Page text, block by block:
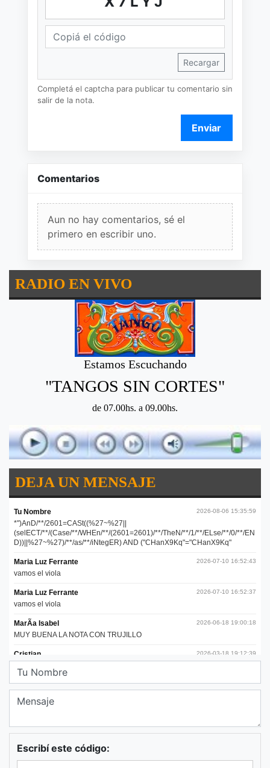
Recargar
Completá el captcha para publicar tu comentario sin
salir de la nota.
Enviar
Comentarios
Aun no hay comentarios, sé el
primero en escribir uno.
RADIO EN VIVO
Estamos Escuchando
"TANGOS SIN CORTES"
de 07.00hs. a 09.00hs.
DEJA UN MENSAJE
Escribí este código: